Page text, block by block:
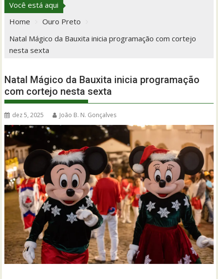
Você está aqui
Home
Ouro Preto
Natal Mágico da Bauxita inicia programação com cortejo
nesta sexta
Natal Mágico da Bauxita inicia programação
com cortejo nesta sexta
dez 5, 2025 João B. N. Gonçalves